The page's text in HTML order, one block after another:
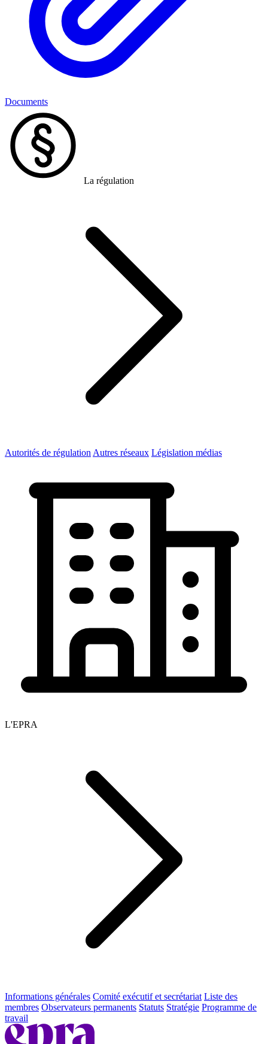
Documents
La régulation
Autorités de régulation Autres réseaux Législation médias
L'EPRA
Informations générales Comité exécutif et secrétariat Liste des
membres Observateurs permanents Statuts Stratégie Programme de
travail